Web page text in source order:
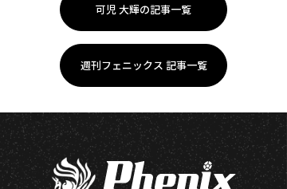
可児 大輝の記事一覧
週刊フェニックス 記事一覧